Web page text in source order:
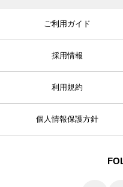
ご利用ガイド
採用情報
利用規約
個人情報保護方針